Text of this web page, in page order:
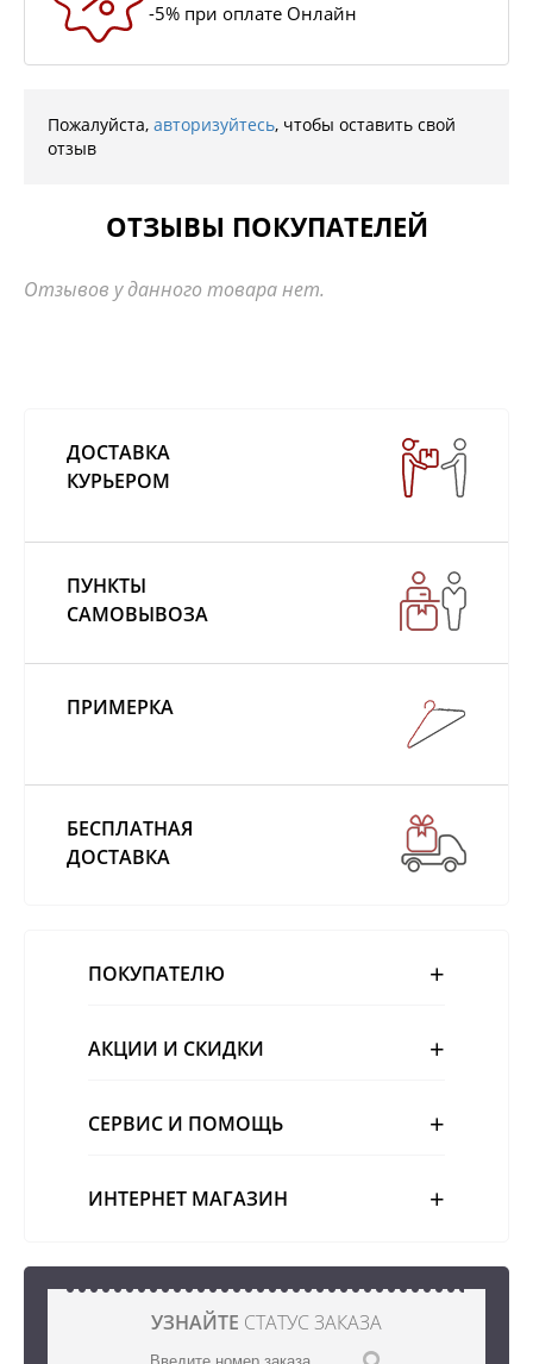
-5% при оплате Онлайн
Пожалуйста, авторизуйтесь, чтобы оставить свой
отзыв
ОТЗЫВЫ ПОКУПАТЕЛЕЙ
Отзывов у данного товара нет.
ДОСТАВКА
КУРЬЕРОМ
ПУНКТЫ
САМОВЫВОЗА
ПРИМЕРКА
БЕСПЛАТНАЯ
ДОСТАВКА
ПОКУПАТЕЛЮ
АКЦИИ И СКИДКИ
СЕРВИС И ПОМОЩЬ
ИНТЕРНЕТ МАГАЗИН
УЗНАЙТЕ СТАТУС ЗАКАЗА